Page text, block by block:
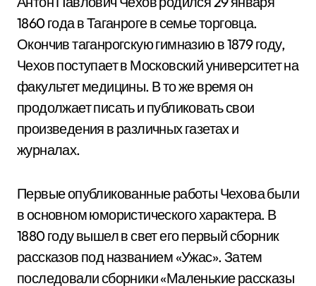
1860 года в Таганроге в семье торговца.
Окончив таганрогскую гимназию в 1879 году,
Чехов поступает в Московский университет на
факультет медицины. В то же время он
продолжает писать и публиковать свои
произведения в различных газетах и
журналах.
Первые опубликованные работы Чехова были
в основном юмористического характера. В
1880 году вышел в свет его первый сборник
рассказов под названием «Ужас». Затем
последовали сборники «Маленькие рассказы